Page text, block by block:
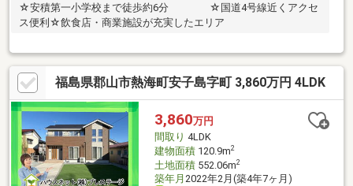
☆安積第一小学校まで徒歩約6分 ☆国道4号線近くアクセ
ス便利☆飲食店・商業施設が充実したエリア
福島県郡山市熱海町安子島字町 3,860万円 4LDK
3,860万円
間取り 4LDK
建物面積120.9m2
土地面積552.06m2
築年月 2022年2月(築4年7ヶ月)